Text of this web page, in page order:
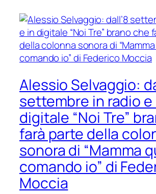
Alessio Selvaggio:
settembre in radio e
digitale “Noi Tre”
farà parte della
sonora di “Mamma
comando io” di
Moccia